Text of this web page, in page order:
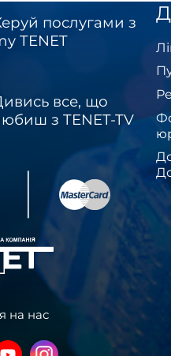
послугами з
TENET
все, що
з TENET-TV
на нас